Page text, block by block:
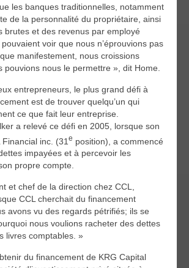
les banques traditionnelles, notamment
de la personnalité du propriétaire, ainsi
brutes et des revenus par employé
voir que nous n’éprouvions pas
manifestement, nous croissions
pouvions nous le permettre », dit Home.
entrepreneurs, le plus grand défi à
est de trouver quelqu’un qui
ce que fait leur entreprise.
a relevé ce défi en 2005, lorsque son
inc. (31 e position), a commencé
impayées et à percevoir les
propre compte.
et chef de la direction chez CCL,
CCL cherchait du financement
avons vu des regards pétrifiés; ils se
nous voulions racheter des dettes
livres comptables. »
du financement de KRG Capital